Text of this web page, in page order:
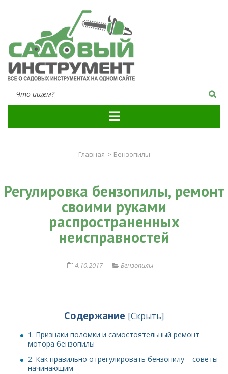
Садовый инструмент
Все о садовых инструментах на одном сайте
Главная > Бензопилы
Регулировка бензопилы, ремонт
своими руками
распространенных
неисправностей
4.10.2017 Бензопилы
Содержание [Скрыть]
1. Признаки поломки и самостоятельный ремонт
мотора бензопилы
2. Как правильно отрегулировать бензопилу – советы
начинающим